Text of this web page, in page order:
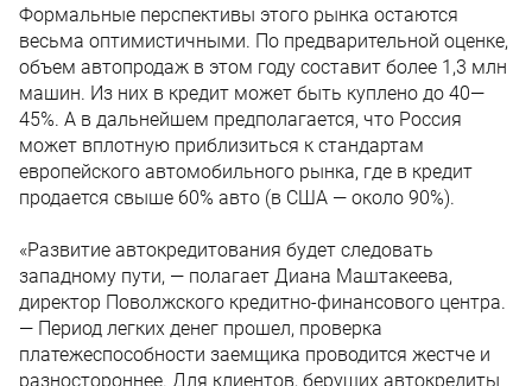
Формальные перспективы этого рынка остаются
весьма оптимистичными. По предварительной оценке,
объем автопродаж в этом году составит более 1,3 млн
машин. Из них в кредит может быть куплено до 40—
45%. А в дальнейшем предполагается, что Россия
может вплотную приблизиться к стандартам
европейского автомобильного рынка, где в кредит
продается свыше 60% авто (в США — около 90%).
«Развитие автокредитования будет следовать
западному пути, — полагает Диана Маштакеева,
директор Поволжского кредитно-финансового центра.
— Период легких денег прошел, проверка
платежеспособности заемщика проводится жестче и
разностороннее. Для клиентов, берущих автокредиты